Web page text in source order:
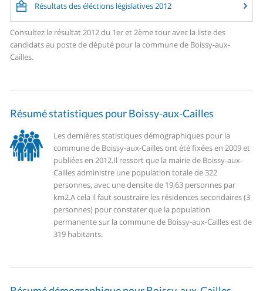
Résultats des éléctions législatives 2012
Consultez le résultat 2012 du 1er et 2ème tour avec la liste des
candidats au poste de député pour la commune de Boissy-aux-
Cailles.
Résumé statistiques pour Boissy-aux-Cailles
Les dernières statistiques démographiques pour la
commune de Boissy-aux-Cailles ont été fixées en 2009 et
publiées en 2012.Il ressort que la mairie de Boissy-aux-
Cailles administre une population totale de 322
personnes, avec une densite de 19,63 personnes par
km2.A cela il faut soustraire les résidences secondaires (3
personnes) pour constater que la population
permanente sur la commune de Boissy-aux-Cailles est de
319 habitants.